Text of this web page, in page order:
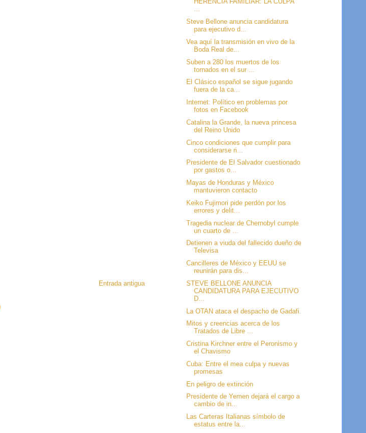
Entrada antigua
...
Steve Bellone anuncia candidatura
para ejecutivo d...
Vea aquí la transmisión en vivo de la
Boda Real de...
Suben a 280 los muertos de los
tornados en el sur ...
El Clásico español se sigue jugando
fuera de la ca...
Internet: Político en problemas por
fotos en Facebook
Catalina la Grande, la nueva princesa
del Reino Unido
Cinco condiciones que cumplir para
considerarse ri...
Presidente de El Salvador cuestionado
por gastos o...
Mayas de Honduras y México
mantuvieron contacto
Keiko Fujimori pide perdón por los
errores y delit...
Tragedia nuclear de Chernobyl cumple
un cuarto de ...
Detienen a viuda del fallecido dueño de
Televisa
Cancilleres de México y EEUU se
reunirán para dis...
STEVE BELLONE ANUNCIA
CANDIDATURA PARA EJECUTIVO
D...
La OTAN ataca el despacho de Gadafi.
Mitos y creencias acerca de los
Tratados de Libre ...
Cristina Kirchner entre el Peronismo y
el Chavismo
Cuba: Entre el mea culpa y nuevas
promesas
En peligro de extinción
Presidente de Yemen dejará el cargo a
cambio de in...
Las Carteras Italianas símbolo de
estatus entre la...